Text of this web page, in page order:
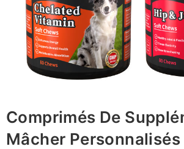
Comprimés De
Mâcher Personnalisés